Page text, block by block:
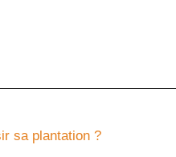
sa plantation ?